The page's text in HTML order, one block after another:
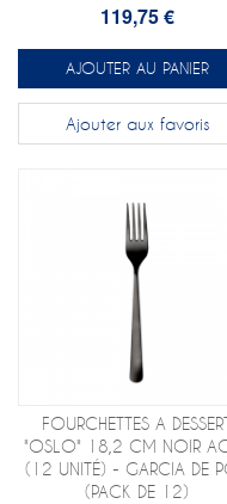
119,75 €
AJOUTER AU PANIER
Ajouter aux favoris
FOURCHETTES A
"OSLO" 18,2 CM NOIR
(12 UNITÉ) - GARCIA DE
(PACK DE 12)